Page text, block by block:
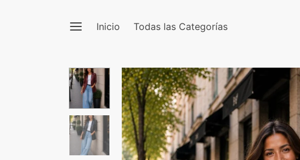
Inicio Todas las Categorías